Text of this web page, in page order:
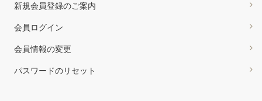
新規会員登録のご案内
会員ログイン
会員情報の変更
パスワードのリセット